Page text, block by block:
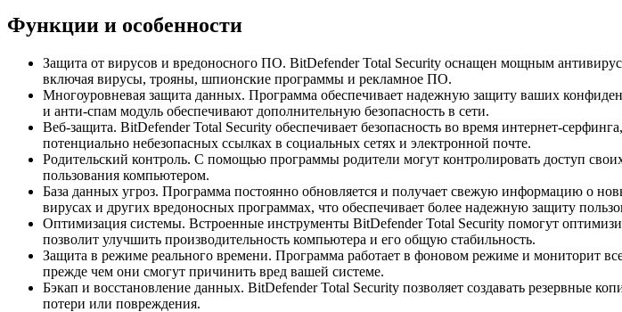
Функции и особенности
Защита от вирусов и вредоносного ПО. BitDefender Total Security оснащен мощным
включая вирусы, трояны, шпионские программы и рекламное ПО.
Многоуровневая защита данных. Программа обеспечивает надежную защиту ваших
и анти-спам модуль обеспечивают дополнительную безопасность в сети.
Веб-защита. BitDefender Total Security обеспечивает безопасность во время интернет-
потенциально небезопасных ссылках в социальных сетях и электронной почте.
Родительский контроль. С помощью программы родители могут контролировать доступ
пользования компьютером.
База данных угроз. Программа постоянно обновляется и получает свежую информацию о
вирусах и других вредоносных программах, что обеспечивает более надежную защиту
Оптимизация системы. Встроенные инструменты BitDefender Total Security помогут
позволит улучшить производительность компьютера и его общую стабильность.
Защита в режиме реального времени. Программа работает в фоновом режиме и мониторит
прежде чем они смогут причинить вред вашей системе.
Бэкап и восстановление данных. BitDefender Total Security позволяет создавать резервные
потери или повреждения.